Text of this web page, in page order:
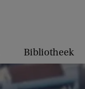
Bibliotheek